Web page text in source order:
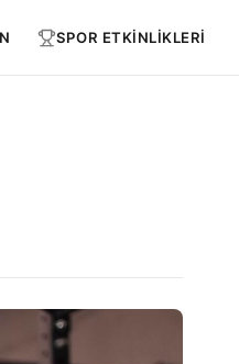
SPOR ETKİNLİKLERİ